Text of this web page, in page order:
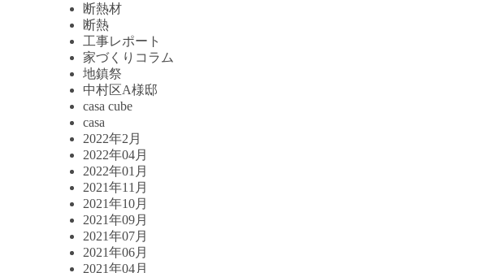
断熱材
断熱
工事レポート
家づくりコラム
地鎮祭
中村区A様邸
casa cube
casa
2022年2月
2022年04月
2022年01月
2021年11月
2021年10月
2021年09月
2021年07月
2021年06月
2021年04月